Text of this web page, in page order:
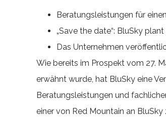
Beratungsleistungen für
„Save the date“: BluSky
Das Unternehmen
Wie bereits im Prospekt vom 27.
erwähnt wurde, hat BluSky eine
Beratungsleistungen und
einer von Red Mountain an